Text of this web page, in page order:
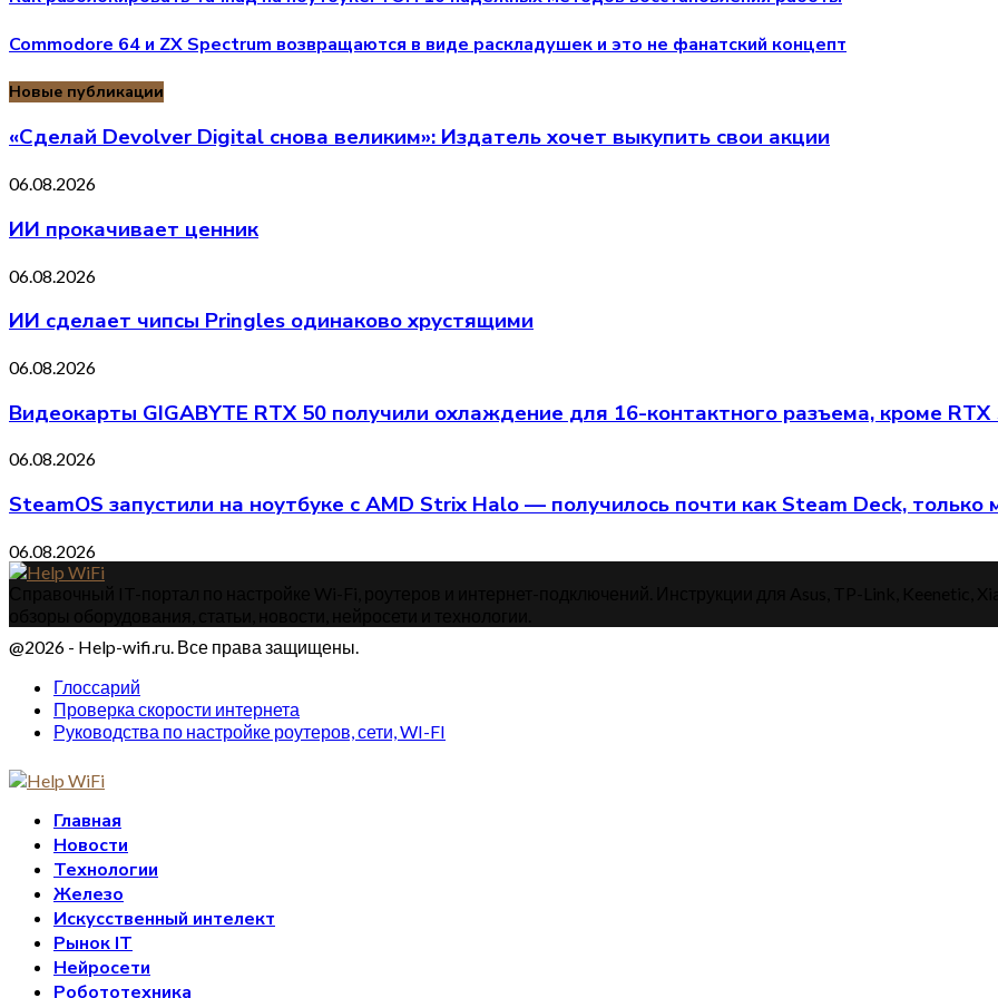
Commodore 64 и ZX Spectrum возвращаются в виде раскладушек и это не фанатский концепт
Новые публикации
«Сделай Devolver Digital снова великим»: Издатель хочет выкупить свои акции
06.08.2026
ИИ прокачивает ценник
06.08.2026
ИИ сделает чипсы Pringles одинаково хрустящими
06.08.2026
Видеокарты GIGABYTE RTX 50 получили охлаждение для 16-контактного разъема, кроме RTX
06.08.2026
SteamOS запустили на ноутбуке с AMD Strix Halo — получилось почти как Steam Deck,
06.08.2026
@2026 - Help-wifi.ru. Все права защищены.
Глоссарий
Проверка скорости интернета
Руководства по настройке роутеров, сети, WI-FI
Главная
Новости
Технологии
Железо
Искусственный интелект
Рынок IT
Нейросети
Робототехника